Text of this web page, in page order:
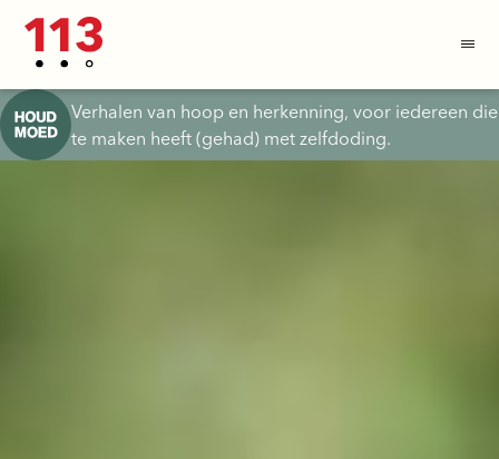
Verhalen van hoop en herkenning, voor iedereen die
te maken heeft (gehad) met zelfdoding.